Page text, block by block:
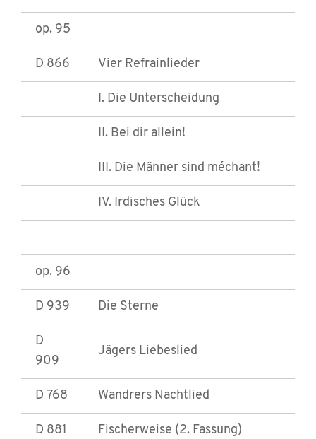
op. 95
D 866 Vier Refrainlieder
I. Die Unterscheidung
II. Bei dir allein!
III. Die Männer sind méchant!
IV. Irdisches Glück
op. 96
D 939 Die Sterne
D
909
Jägers Liebeslied
D 768 Wandrers Nachtlied
D 881 Fischerweise (2. Fassung)